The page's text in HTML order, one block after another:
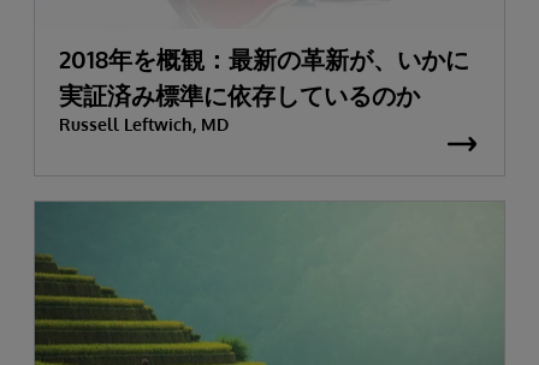
2018年を概観：最新の革新が、いかに
実証済み標準に依存しているのか
Russell Leftwich, MD